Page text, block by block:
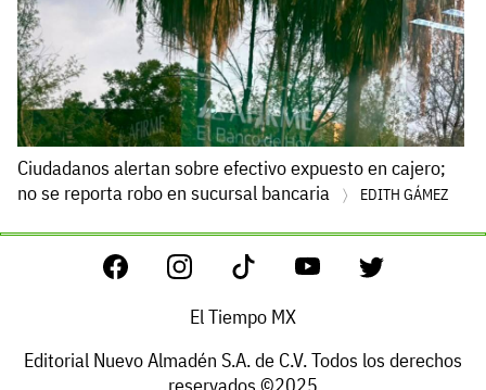
Ciudadanos alertan sobre efectivo expuesto en cajero;
no se reporta robo en sucursal bancaria
EDITH GÁMEZ
El Tiempo MX
Editorial Nuevo Almadén S.A. de C.V. Todos los derechos